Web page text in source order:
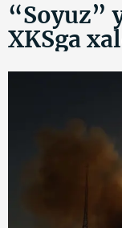
“Soyuz”
XKSga